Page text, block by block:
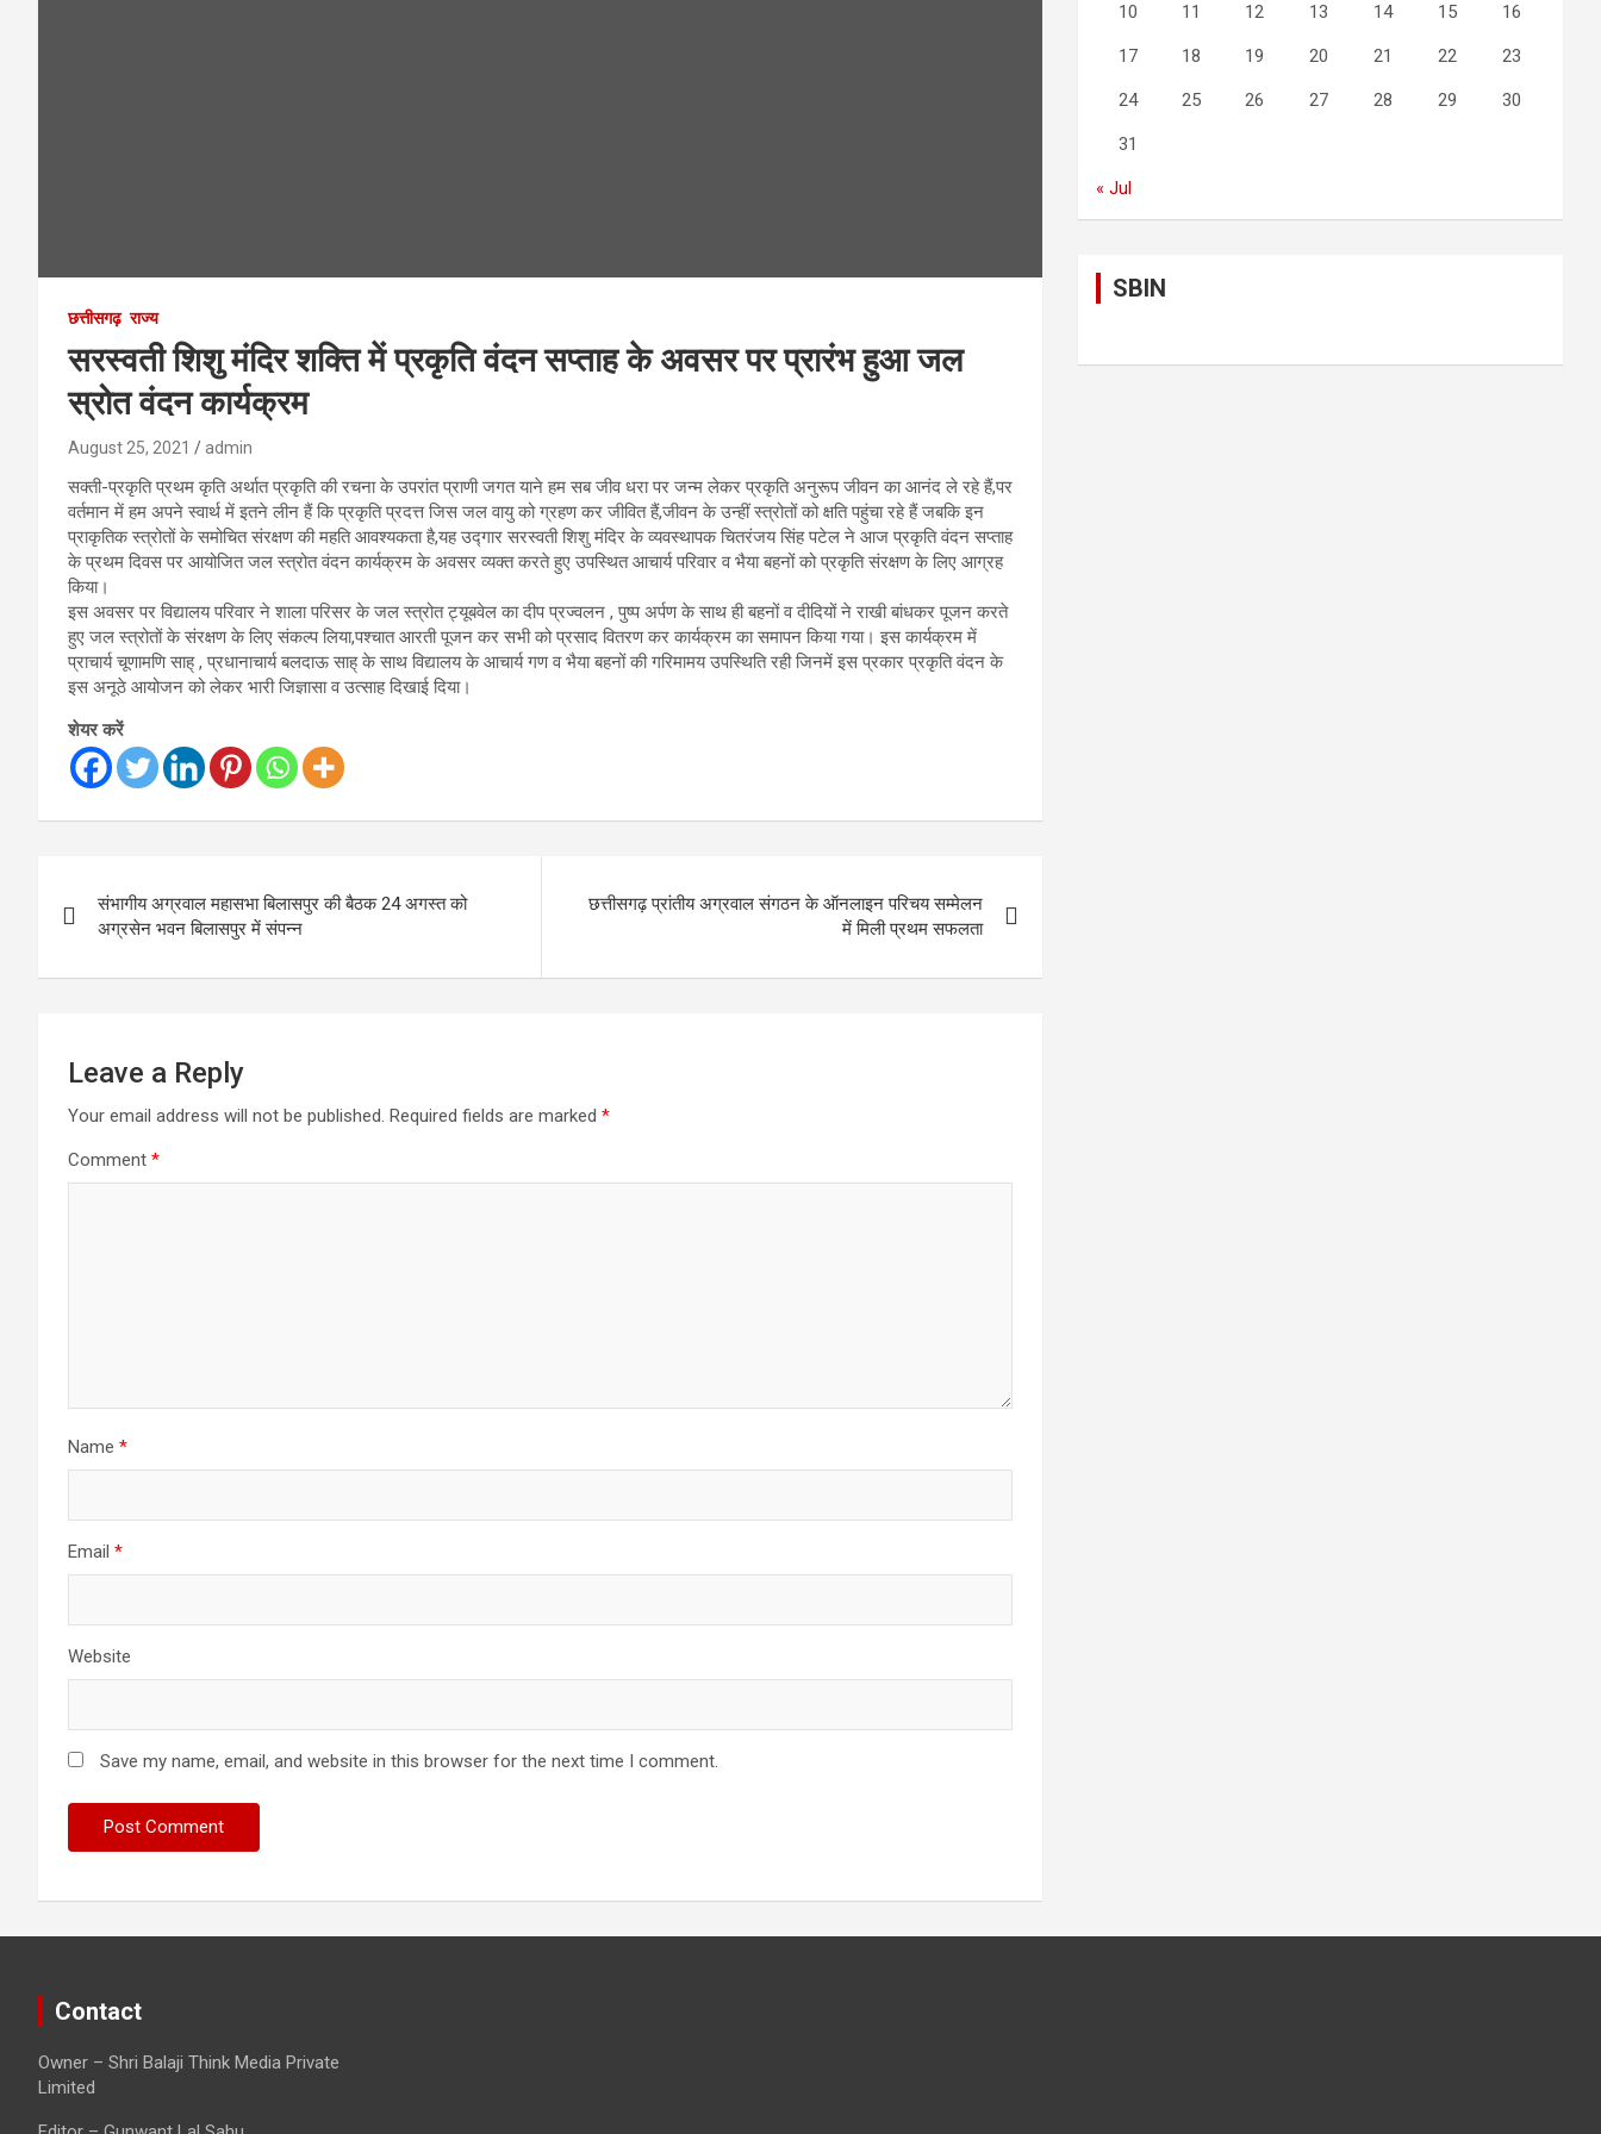
छत्तीसगढ़ राज्य
सरस्वती शिशु मंदिर शक्ति में प्रकृति वंदन सप्ताह के अवसर पर प्रारंभ हुआ जल
स्रोत वंदन कार्यक्रम
August 25, 2021 admin
सक्ती-प्रकृति प्रथम कृति अर्थात प्रकृति की रचना के उपरांत प्राणी जगत याने हम सब जीव धरा पर जन्म लेकर प्रकृति अनुरूप जीवन का आनंद ले रहे हैं,पर
वर्तमान में हम अपने स्वार्थ में इतने लीन हैं कि प्रकृति प्रदत्त जिस जल वायु को ग्रहण कर जीवित हैं,जीवन के उन्हीं स्त्रोतों को क्षति पहुंचा रहे हैं जबकि इन
प्राकृतिक स्त्रोतों के समोचित संरक्षण की महति आवश्यकता है,यह उद्गार सरस्वती शिशु मंदिर के व्यवस्थापक चितरंजय सिंह पटेल ने आज प्रकृति वंदन सप्ताह
के प्रथम दिवस पर आयोजित जल स्त्रोत वंदन कार्यक्रम के अवसर व्यक्त करते हुए उपस्थित आचार्य परिवार व भैया बहनों को प्रकृति संरक्षण के लिए आग्रह
किया।
इस अवसर पर विद्यालय परिवार ने शाला परिसर के जल स्त्रोत ट्यूबवेल का दीप प्रज्वलन , पुष्प अर्पण के साथ ही बहनों व दीदियों ने राखी बांधकर पूजन करते
हुए जल स्त्रोतों के संरक्षण के लिए संकल्प लिया,पश्चात आरती पूजन कर सभी को प्रसाद वितरण कर कार्यक्रम का समापन किया गया। इस कार्यक्रम में
प्राचार्य चूणामणि साह् , प्रधानाचार्य बलदाऊ साह् के साथ विद्यालय के आचार्य गण व भैया बहनों की गरिमामय उपस्थिति रही जिनमें इस प्रकार प्रकृति वंदन के
इस अनूठे आयोजन को लेकर भारी जिज्ञासा व उत्साह दिखाई दिया।
शेयर करें
navigation
संभागीय अग्रवाल महासभा बिलासपुर की बैठक 24 अगस्त को
अग्रसेन भवन बिलासपुर में संपन्न
छत्तीसगढ़ प्रांतीय अग्रवाल संगठन के ऑनलाइन परिचय सम्मेलन
में मिली प्रथम सफलता
Leave a Reply
Your email address will not be published. Required fields are marked *
Comment *
Name *
Email *
Website
Save my name, email, and website in this browser for the next time I comment.
10 11 12 13 14 15 16
17 18 19 20 21 22 23
24 25 26 27 28 29 30
31
« Jul
SBIN
Contact
Owner – Shri Balaji Think Media Private
Limited